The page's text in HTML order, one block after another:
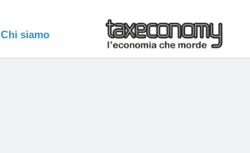
Chi siamo